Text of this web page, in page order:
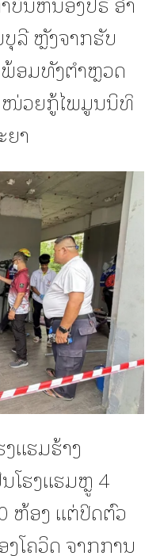
ບຸລີ ຫຼັງຈາກຮັບ
ອມທັງຕຳຫຼວດ
ໜ່ວຍກູ້ໄພມູນນິທິ
າ
ແຮມຮ້າງ
ໂຮງແຮມຫຼູ 4
ຫ້ອງ ແຕ່ປິດຕົວ
ໂຄວິດ ຈາກການ